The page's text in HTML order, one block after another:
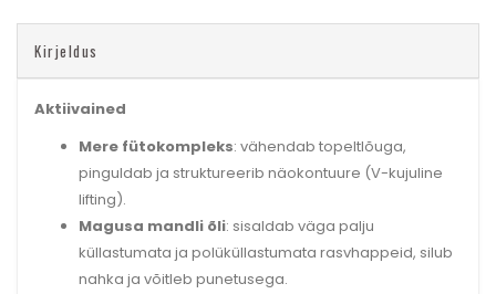
Kirjeldus
Aktiivained
Mere fütokompleks: vähendab topeltlõuga,
pinguldab ja struktureerib näokontuure (V-kujuline
lifting).
Magusa mandli õli: sisaldab väga palju
küllastumata ja polüküllastumata rasvhappeid, silub
nahka ja võitleb punetusega.